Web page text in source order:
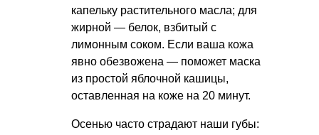
капельку растительного масла; для
жирной — белок, взбитый с
лимонным соком. Если ваша кожа
явно обезвожена — поможет маска
из простой яблочной кашицы,
оставленная на коже на 20 минут.
Осенью часто страдают наши губы: